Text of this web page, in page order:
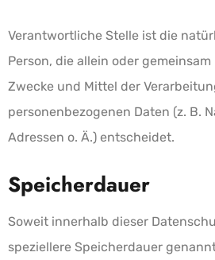
Verantwortliche Stelle ist die
Person, die allein oder
Zwecke und Mittel der
personenbezogenen Daten (z. B.
Adressen o. Ä.) entscheidet.
Speicherdauer
Soweit innerhalb dieser
speziellere Speicherdauer